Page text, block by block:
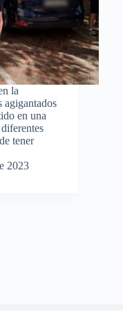
la
agigantados
en una
tener
2023